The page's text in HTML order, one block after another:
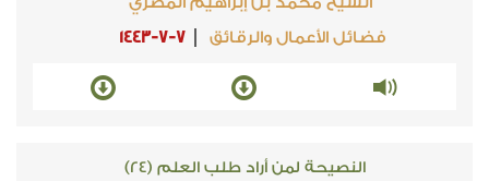
فضائل الأعمال والرقائق
1443-7-7
النصيحة لمن أراد طلب العلم (24)